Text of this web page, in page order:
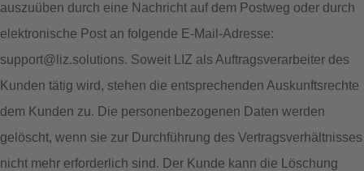
auszuüben durch eine Nachricht auf dem Postweg oder durch
elektronische Post an folgende E-Mail-Adresse:
support@liz.solutions. Soweit LIZ als Auftragsverarbeiter des
Kunden tätig wird, stehen die entsprechenden Auskunftsrechte
dem Kunden zu. Die personenbezogenen Daten werden
gelöscht, wenn sie zur Durchführung des Vertragsverhältnisses
nicht mehr erforderlich sind. Der Kunde kann die Löschung